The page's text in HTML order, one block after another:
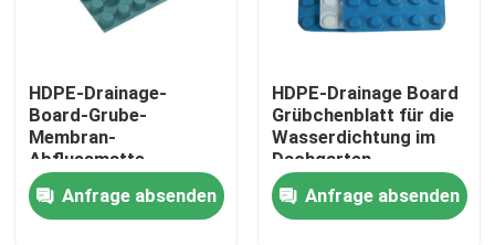
VR Show
Über uns
Fabrik Tour
Qualitätskontrolle
HDPE-Drainage-
Board-Grube-
Membran-
Abflussmatte
Anfrage absenden
HDPE-Drainage Board
Grübchenblatt für die
Wasserdichtung im
Dachgarten
Anfrage absenden